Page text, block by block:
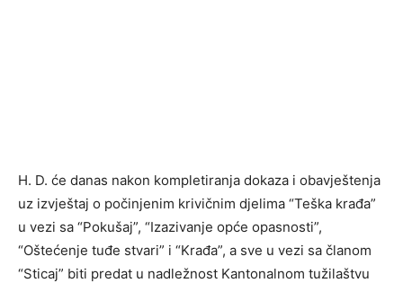
H. D. će danas nakon kompletiranja dokaza i obavještenja
uz izvještaj o počinjenim krivičnim djelima “Teška krađa”
u vezi sa “Pokušaj”, “Izazivanje opće opasnosti”,
“Oštećenje tuđe stvari” i “Krađa”, a sve u vezi sa članom
“Sticaj” biti predat u nadležnost Kantonalnom tužilaštvu